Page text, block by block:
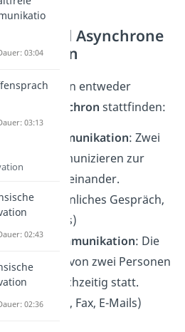
und Asynchrone
kann entweder
asynchron stattfinden:
Kommunikation: Zwei
kommunizieren zur
Zeit miteinander.
persönliches Gespräch,
Chats)
Kommunikation: Die
von zwei Personen
nicht gleichzeitig statt.
Briefe, Fax, E-Mails)
03:04
03:13
02:43
02:36